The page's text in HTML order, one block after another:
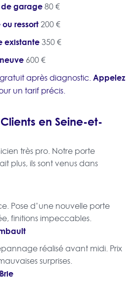
garage80 €
ressort200 €
existante350 €
600 €
après diagnostic.Appelez
un tarif précis.
en Seine-et-
très pro. Notre porte
plus, ils sont venus dans
Pose d’une nouvelle porte
finitions impeccables.
réalisé avant midi. Prix
surprises.